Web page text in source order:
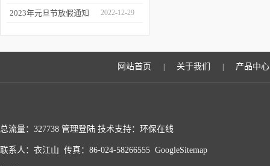
集、贮存和分析气体样品
2023年元旦节放假通知 2022-12-29
网站首页 关于我们 产品中心
总流量：327738 管理登陆 技术支持： 环保在线
联系人：衣江山 传真：86-024-58266555 GoogleSitemap